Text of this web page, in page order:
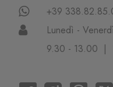
+39
Lunedì - Venerdì
9.30 - 13.00 |